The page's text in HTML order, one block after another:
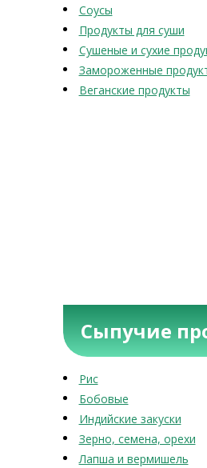
Соусы
Продукты для суши
Сушеные и сухие
Замороженные
Веганские продукты
Сыпучие
Рис
Бобовые
Индийские закуски
Зерно, семена, орехи
Лапша и вермишель